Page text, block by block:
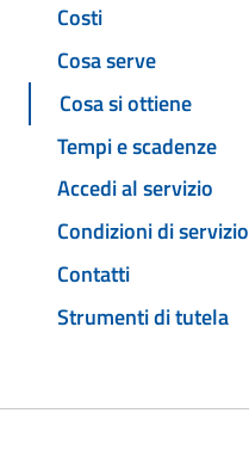
Costi
Cosa serve
Cosa si ottiene
Tempi e scadenze
Accedi al servizio
Condizioni di servizio
Contatti
Strumenti di tutela